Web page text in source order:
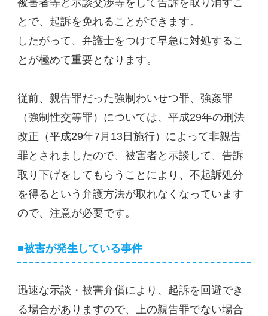
被害者等と示談交渉等をして告訴を取り消すこ
とで、起訴を免れることができます。
したがって、弁護士をつけて早急に対処するこ
とが極めて重要となります。
従前、親告罪だった強制わいせつ罪、強姦罪
（強制性交等罪）については、平成29年の刑法
改正（平成29年7月13日施行）によって非親告
罪とされましたので、被害者と示談して、告訴
取り下げをしてもらうことにより、不起訴処分
を得るという弁護方法が取れなくなっています
ので、注意が必要です。
■被害が発生している事件
迅速な示談・被害弁償により、起訴を回避でき
る場合がありますので、上の親告罪でない場合